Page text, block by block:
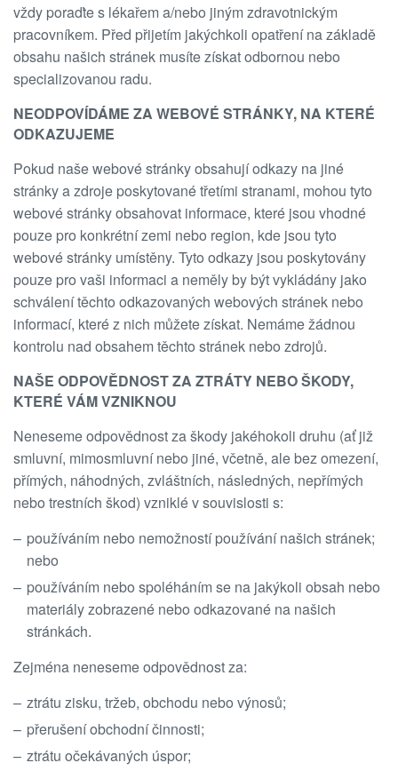
vždy poraďte s lékařem a/nebo jiným zdravotnickým
pracovníkem. Před přijetím jakýchkoli opatření na základě
obsahu našich stránek musíte získat odbornou nebo
specializovanou radu.
NEODPOVÍDÁME ZA WEBOVÉ STRÁNKY, NA KTERÉ
ODKAZUJEME
Pokud naše webové stránky obsahují odkazy na jiné
stránky a zdroje poskytované třetími stranami, mohou tyto
webové stránky obsahovat informace, které jsou vhodné
pouze pro konkrétní zemi nebo region, kde jsou tyto
webové stránky umístěny. Tyto odkazy jsou poskytovány
pouze pro vaši informaci a neměly by být vykládány jako
schválení těchto odkazovaných webových stránek nebo
informací, které z nich můžete získat. Nemáme žádnou
kontrolu nad obsahem těchto stránek nebo zdrojů.
NAŠE ODPOVĚDNOST ZA ZTRÁTY NEBO ŠKODY,
KTERÉ VÁM VZNIKNOU
Neneseme odpovědnost za škody jakéhokoli druhu (ať již
smluvní, mimosmluvní nebo jiné, včetně, ale bez omezení,
přímých, náhodných, zvláštních, následných, nepřímých
nebo trestních škod) vzniklé v souvislosti s:
používáním nebo nemožností používání našich stránek;
nebo
používáním nebo spoléháním se na jakýkoli obsah nebo
materiály zobrazené nebo odkazované na našich
stránkách.
Zejména neneseme odpovědnost za:
ztrátu zisku, tržeb, obchodu nebo výnosů;
přerušení obchodní činnosti;
ztrátu očekávaných úspor;